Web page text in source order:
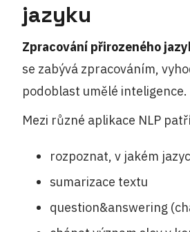
jazyku
Zpracování přirozeného
se zabývá zpracováním,
podoblast umělé inteligence.
Mezi různé aplikace NLP
rozpoznat, v jakém
sumarizace textu
question&answering